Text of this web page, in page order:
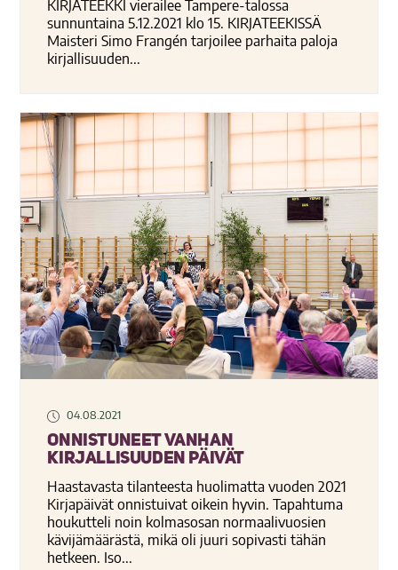
KIRJATEEKKI vierailee Tampere-talossa
sunnuntaina 5.12.2021 klo 15. KIRJATEEKISSÄ
Maisteri Simo Frangén tarjoilee parhaita paloja
kirjallisuuden...
04.08.2021
Onnistuneet Vanhan
kirjallisuuden päivät
Haastavasta tilanteesta huolimatta vuoden 2021
Kirjapäivät onnistuivat oikein hyvin. Tapahtuma
houkutteli noin kolmasosan normaalivuosien
kävijämäärästä, mikä oli juuri sopivasti tähän
hetkeen. Iso...